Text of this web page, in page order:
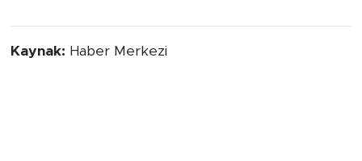
Kaynak: Haber Merkezi